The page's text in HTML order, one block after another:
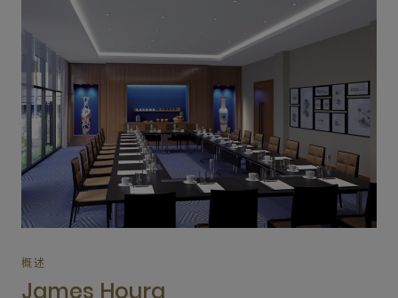
概述
James Houra